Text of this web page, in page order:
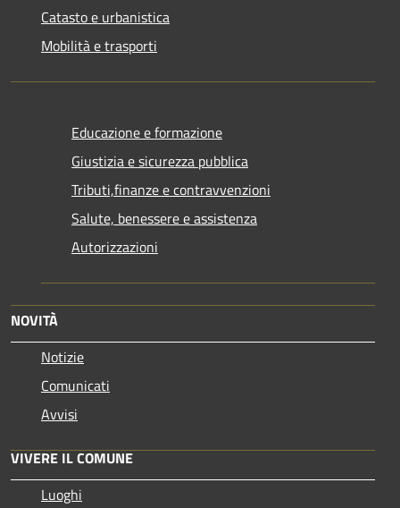
Catasto e urbanistica
Mobilità e trasporti
Educazione e formazione
Giustizia e sicurezza pubblica
Tributi,finanze e contravvenzioni
Salute, benessere e assistenza
Autorizzazioni
NOVITÀ
Notizie
Comunicati
Avvisi
VIVERE IL COMUNE
Luoghi